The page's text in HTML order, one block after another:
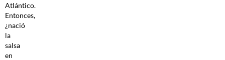
Atlántico.
Entonces,
¿nació
la
salsa
en